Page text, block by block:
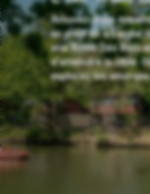
Amusez-vous
en plein air à Landal
vrai Robin Des Bois
d’atteindre la cible.
explorez les